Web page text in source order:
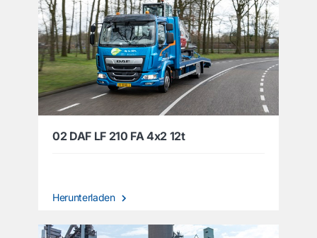
02 DAF LF 210 FA 4x2 12t
Herunterladen